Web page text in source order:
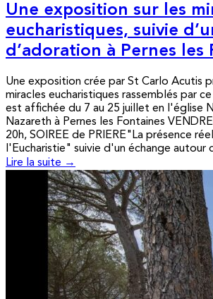
Une exposition sur les
eucharistiques, suivie
d’adoration à Pernes les
Une exposition crée par St Carlo Acutis
miracles eucharistiques rassemblés par
est affichée du 7 au 25 juillet en l'église
Nazareth à Pernes les Fontaines
20h, SOIREE de PRIERE"La présence
l'Eucharistie" suivie d'un échange autour
Lire la suite →